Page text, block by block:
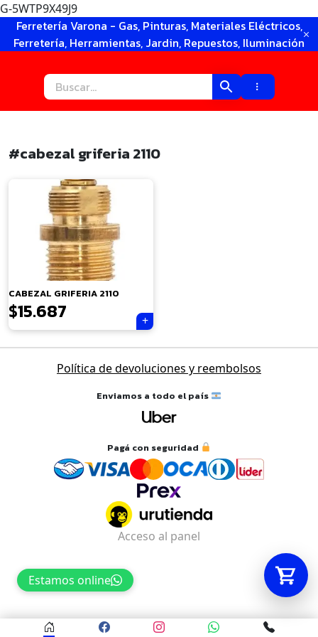
G-5WTP9X49J9
Ferretería Varona - Gas, Pinturas, Materiales Eléctricos,
Ferretería, Herramientas, Jardin, Repuestos, Iluminación
#cabezal griferia 2110
CABEZAL GRIFERIA 2110
$15.687
Política de devoluciones y reembolsos
Enviamos a todo el país
Pagá con seguridad
Estamos online
Acceso al panel
Tu carrito está vacío.
automáticamente.